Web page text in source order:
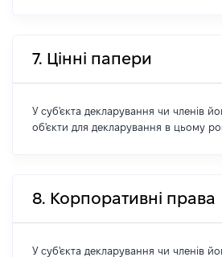
7. Цінні папери
У суб'єкта декларування чи членів
об'єкти для декларування в цьому
8. Корпоративні права
У суб'єкта декларування чи членів